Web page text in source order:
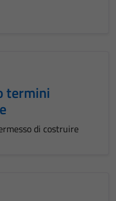
termini
di costruire